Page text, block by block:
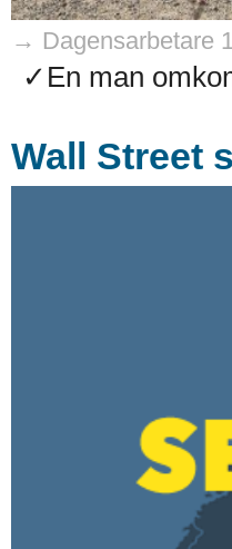
→ Dagensarbetare
✓En man
Wall Street